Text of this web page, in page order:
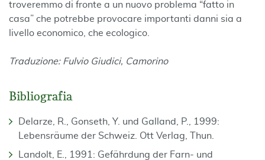
troveremmo di fronte a un nuovo problema “fatto in
casa” che potrebbe provocare importanti danni sia a
livello economico, che ecologico.
Traduzione: Fulvio Giudici, Camorino
Bibliografia
Delarze, R., Gonseth, Y. und Galland, P., 1999:
Lebensräume der Schweiz. Ott Verlag, Thun.
Landolt, E., 1991: Gefährdung der Farn- und